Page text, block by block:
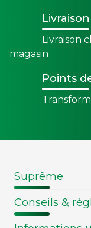
Livraison
Livraison
magasin
Points
Suprême
Conseils &